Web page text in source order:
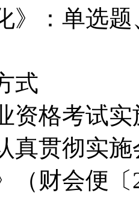
》：单选
式
资格考试
真贯彻实
（财会便〔